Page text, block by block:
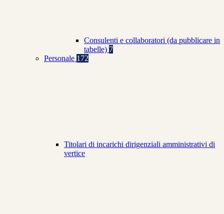
Consulenti e collaboratori (da pubblicare in
tabelle) 7
Personale 172
Titolari di incarichi dirigenziali amministrativi di
vertice